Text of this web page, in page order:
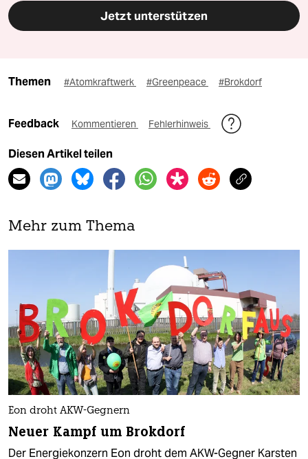
Jetzt unterstützen
Themen #Atomkraftwerk #Greenpeace #Brokdorf
Feedback Kommentieren Fehlerhinweis
Diesen Artikel teilen
Mehr zum Thema
Eon droht AKW-Gegnern
Neuer Kampf um Brokdorf
Der Energiekonzern Eon droht dem AKW-Gegner Karsten